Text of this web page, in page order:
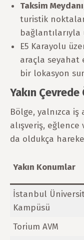
Taksim
turistik
E5 Karayolu
araçla seyahat
bir lokasyon
Yakın
Bölge, yalnızca
alışveriş,
da oldukça
Yakın Konumlar
İstanbul
Kampüsü
Torium AVM